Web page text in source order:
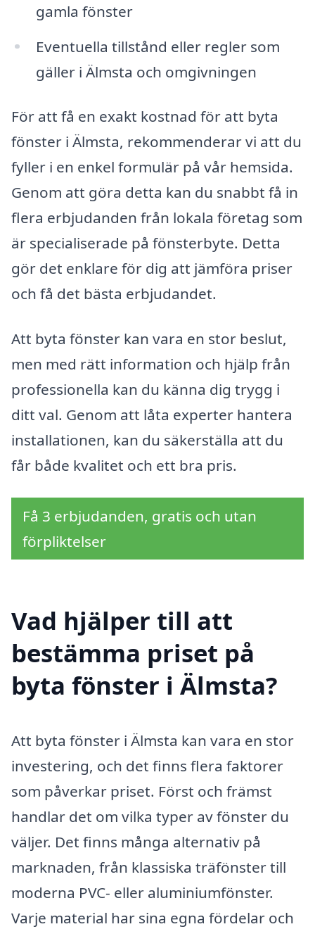
gamla fönster
Eventuella tillstånd eller regler som
gäller i Älmsta och omgivningen
För att få en exakt kostnad för att byta
fönster i Älmsta, rekommenderar vi att du
fyller i en enkel formulär på vår hemsida.
Genom att göra detta kan du snabbt få in
flera erbjudanden från lokala företag som
är specialiserade på fönsterbyte. Detta
gör det enklare för dig att jämföra priser
och få det bästa erbjudandet.
Att byta fönster kan vara en stor beslut,
men med rätt information och hjälp från
professionella kan du känna dig trygg i
ditt val. Genom att låta experter hantera
installationen, kan du säkerställa att du
får både kvalitet och ett bra pris.
Få 3 erbjudanden, gratis och utan
förpliktelser
Vad hjälper till att
bestämma priset på
byta fönster i Älmsta?
Att byta fönster i Älmsta kan vara en stor
investering, och det finns flera faktorer
som påverkar priset. Först och främst
handlar det om vilka typer av fönster du
väljer. Det finns många alternativ på
marknaden, från klassiska träfönster till
moderna PVC- eller aluminiumfönster.
Varje material har sina egna fördelar och